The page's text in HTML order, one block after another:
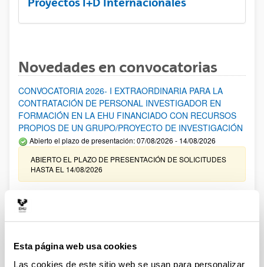
Esta página web usa cookies
Las cookies de este sitio web se usan para personalizar
Novedades en convocatorias
CONVOCATORIA 2026- I EXTRAORDINARIA PARA LA
CONTRATACIÓN DE PERSONAL INVESTIGADOR EN
FORMACIÓN EN LA EHU FINANCIADO CON RECURSOS
PROPIOS DE UN GRUPO/PROYECTO DE INVESTIGACIÓN
Abierto el plazo de presentación: 07/08/2026 - 14/08/2026
ABIERTO EL PLAZO DE PRESENTACIÓN DE SOLICITUDES
HASTA EL 14/08/2026
Ayudas para financiación de la adquisición y renovación de
infraestructura científica y fondos bibliográficos en la
UPV/EHU 2026
25/03/2026: Corrección de errores del listado provisional de
solicitudes admitidas y excluidas. 23/03/2026: Relación